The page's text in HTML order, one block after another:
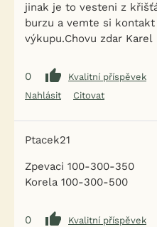
jinak je to vesteni z
burzu a vemte si
výkupu.Chovu zdar Karel
0
Kvalitní příspěvek
Nahlásit
Citovat
Ptacek21
Zpevaci 100-300-350
Korela 100-300-500
0
Kvalitní příspěvek